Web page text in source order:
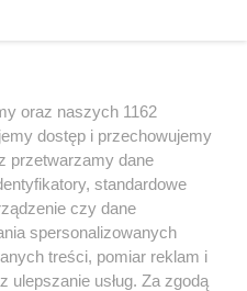
oraz naszych 1162
dostęp i przechowujemy
przetwarzamy dane
standardowe
czy dane
spersonalizowanych
treści, pomiar reklam i
ulepszanie usług. Za zgodą